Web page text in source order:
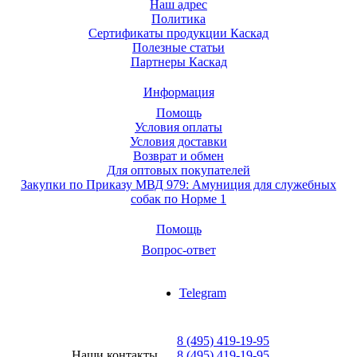
Наш адрес
Политика
Сертификаты продукции Каскад
Полезные статьи
Партнеры Каскад
Информация
Помощь
Условия оплаты
Условия доставки
Возврат и обмен
Для оптовых покупателей
Закупки по Приказу МВД 979: Амуниция для служебных
собак по Норме 1
Помощь
Вопрос-ответ
Telegram
8 (495) 419-19-95